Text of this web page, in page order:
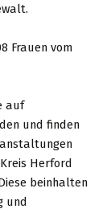
Frauen vom
auf
und finden
Herford
beinhalten
und